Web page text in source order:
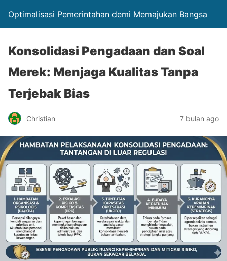
Optimalisasi Pemerintahan demi Memajukan Bangsa
Konsolidasi Pengadaan dan Soal
Merek: Menjaga Kualitas Tanpa
Terjebak Bias
Christian 7 bulan ago